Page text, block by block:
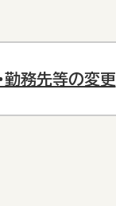
勤務先等の変更